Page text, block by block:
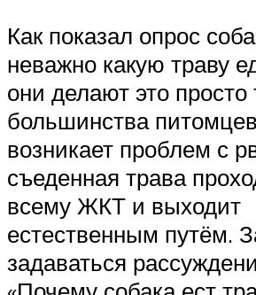
Как показал опрос
неважно какую траву
они делают это просто
большинства
возникает проблем с
съеденная трава
всему ЖКТ и выходит
естественным путём.
задаваться